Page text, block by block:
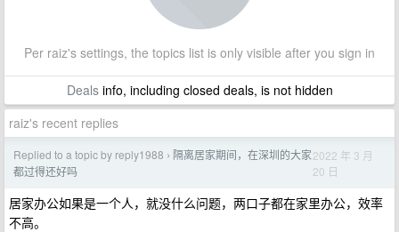
Per raiz's settings, the topics list is only visible after you sign in
Dealsinfo, including closed deals, is not hidden
raiz's recent replies
Replied to a topic by reply1988 › 隔离居家期间，在深圳的大家
都过得还好吗
2022 年 3 月
20 日
居家办公如果是一个人，就没什么问题，两口子都在家里办公，效率
不高。